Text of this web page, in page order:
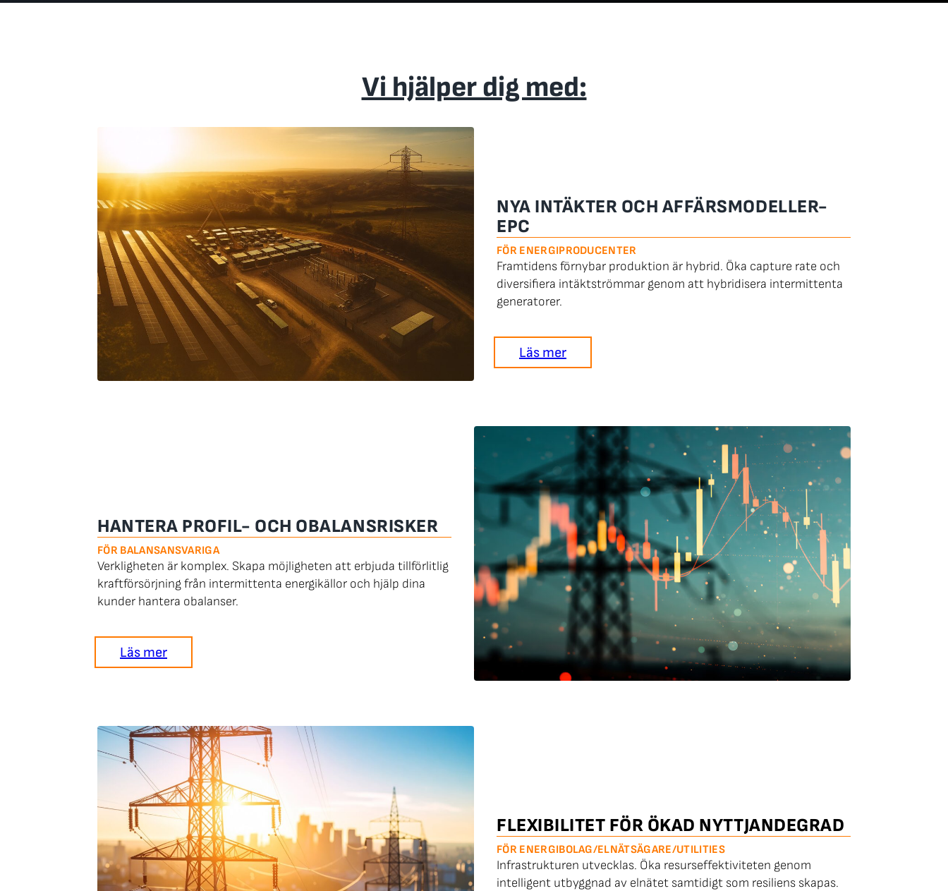
Vi hjälper dig med:
NYA INTÄKTER OCH AFFÄRSMODELLER-
EPC
FÖR ENERGIPRODUCENTER
Framtidens förnybar produktion är hybrid. Öka capture rate och
diversifiera intäktströmmar genom att hybridisera intermittenta
generatorer.
Läs mer
HANTERA PROFIL- OCH OBALANSRISKER
FÖR BALANSANSVARIGA
Verkligheten är komplex. Skapa möjligheten att erbjuda tillförlitlig
kraftförsörjning från intermittenta energikällor och hjälp dina
kunder hantera obalanser.
Läs mer
FLEXIBILITET FÖR ÖKAD NYTTJANDEGRAD
FÖR ENERGIBOLAG/ELNÄTSÄGARE/UTILITIES
Infrastrukturen utvecklas. Öka resurseffektiviteten genom
intelligent utbyggnad av elnätet samtidigt som resiliens skapas.